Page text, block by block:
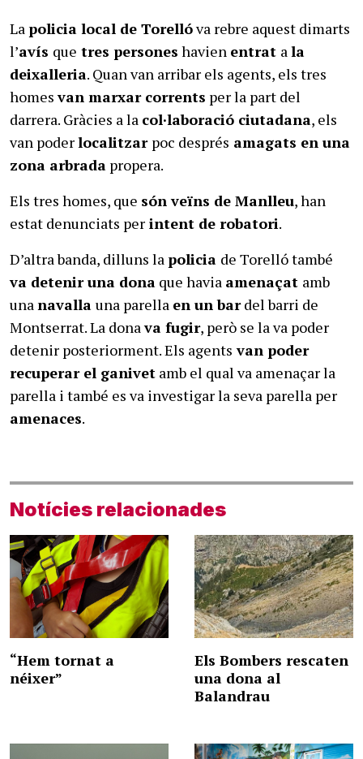
La policia local de Torellóva rebre aquest dimarts
l’avís que tres persones havien entrat a la
deixalleria. Quan van arribar els agents, els tres
homesvan marxar corrents per la part del
darrera. Gràcies a la col·laboració ciutadana, els
van poderlocalitzar poc després amagats en una
zona arbrada propera.
Els tres homes, que són veïns de Manlleu, han
estat denunciats per intent de robatori.
D’altra banda, dilluns la policia de Torelló també
va detenir una dona que havia amenaçat amb
una navalla una parella en un bardel barri de
Montserrat. La donava fugir, però se la va poder
detenir posteriorment. Els agents van poder
recuperar el ganivet amb el qual va amenaçar la
parella i també es va investigar la seva parella per
amenaces.
Notícies relacionades
“Hem tornat a
néixer”
Els Bombers rescaten
una dona al
Balandrau